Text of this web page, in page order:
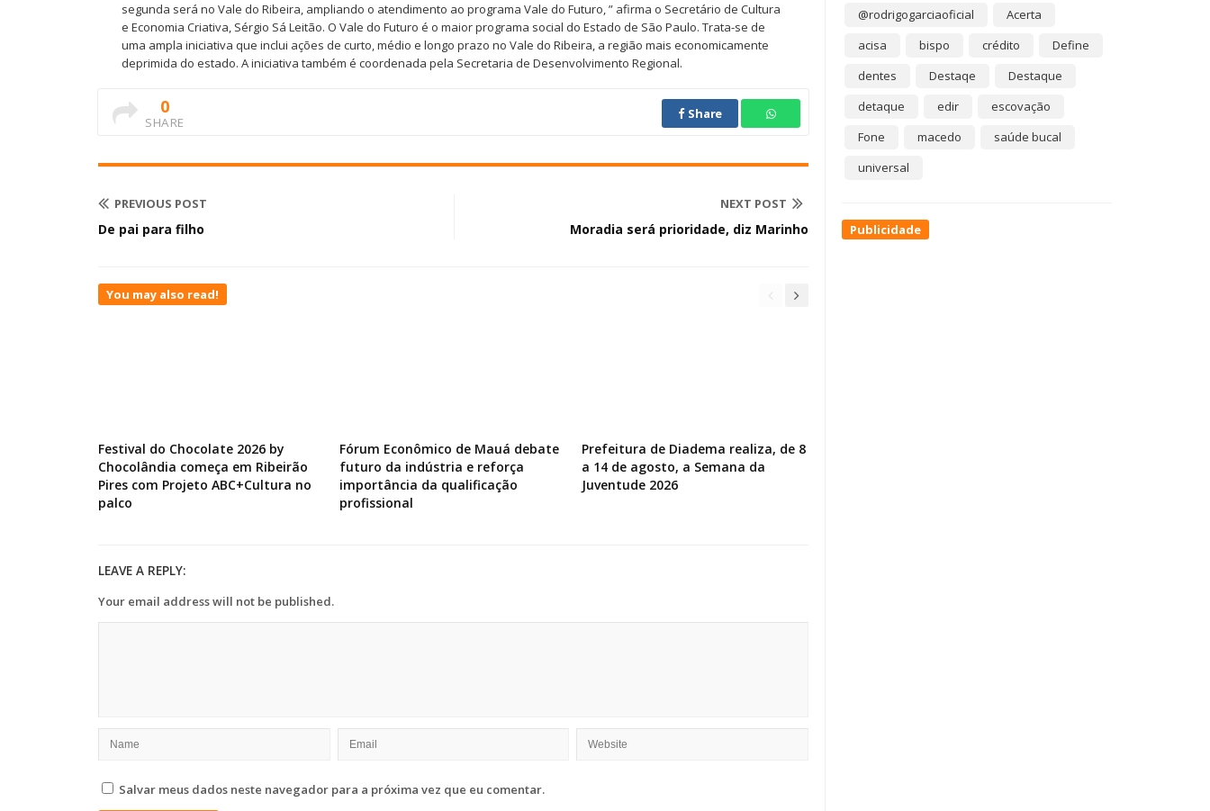
segunda será no Vale do Ribeira, ampliando o atendimento ao programa Vale do Futuro, ” afirma o Secretário de Cultura
e Economia Criativa, Sérgio Sá Leitão. O Vale do Futuro é o maior programa social do Estado de São Paulo. Trata-se de
uma ampla iniciativa que inclui ações de curto, médio e longo prazo no Vale do Ribeira, a região mais economicamente
deprimida do estado. A iniciativa também é coordenada pela Secretaria de Desenvolvimento Regional.
0
SHARE
Share
PREVIOUS POST
De pai para filho
NEXT POST
Moradia será prioridade, diz Marinho
You may also read!
Festival do Chocolate 2026 by
Chocolândia começa em Ribeirão
Pires com Projeto ABC+Cultura no
palco
Fórum Econômico de Mauá debate
futuro da indústria e reforça
importância da qualificação
profissional
Prefeitura de Diadema realiza, de 8
a 14 de agosto, a Semana da
Juventude 2026
LEAVE A REPLY:
Your email address will not be published.
Salvar meus dados neste navegador para a próxima vez que eu comentar.
@rodrigogarciaoficial
Acerta
acisa
bispo crédito
Define
dentes
Destaqe
Destaque
detaque
edir
escovação
Fone
macedo
saúde bucal
universal
Publicidade